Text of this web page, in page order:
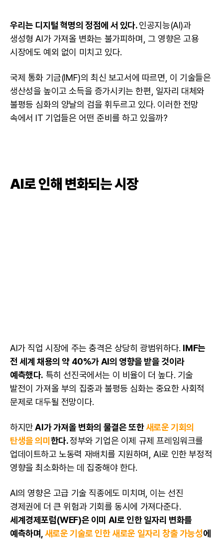
우리는 디지털 혁명의 정점에 서 있다.인공지능(AI)과
생성형 AI가 가져올 변화는 불가피하며, 그 영향은 고용
시장에도 예외 없이 미치고 있다.
국제 통화 기금(IMF)의 최신 보고서에 따르면, 이 기술들은
생산성을 높이고 소득을 증가시키는 한편, 일자리 대체와
불평등 심화의 양날의 검을 휘두르고 있다. 이러한 전망
속에서 IT 기업들은 어떤 준비를 하고 있을까?
AI로 인해 변화되는 시장
AI가 직업 시장에 주는 충격은 상당히 광범위하다. IMF는
전 세계 채용의 약 40%가 AI의 영향을 받을 것이라
예측했다. 특히 선진국에서는 이 비율이 더 높다. 기술
발전이 가져올 부의 집중과 불평등 심화는 중요한 사회적
문제로 대두될 전망이다.
하지만 AI가 가져올 변화의 물결은 또한새로운 기회의
탄생을 의미 한다.정부와 기업은 이제 규제 프레임워크를
업데이트하고 노동력 재배치를 지원하며, AI로 인한 부정적
영향을 최소화하는 데 집중해야 한다.
AI의 영향은 고급 기술 직종에도 미치며, 이는 선진
경제권에 더 큰 위험과 기회를 동시에 가져다준다.
세계경제포럼(WEF)은 이미 AI로 인한 일자리 변화를
예측하며, 새로운 기술로 인한 새로운 일자리 창출 가능성에